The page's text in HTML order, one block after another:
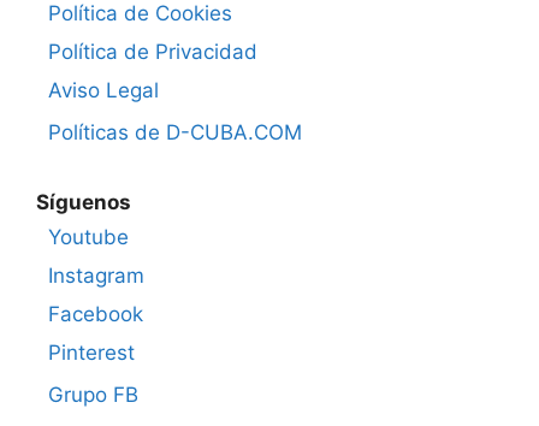
Política de Cookies
Política de Privacidad
Aviso Legal
Políticas de D-CUBA.COM
Síguenos
Youtube
Instagram
Facebook
Pinterest
Grupo FB